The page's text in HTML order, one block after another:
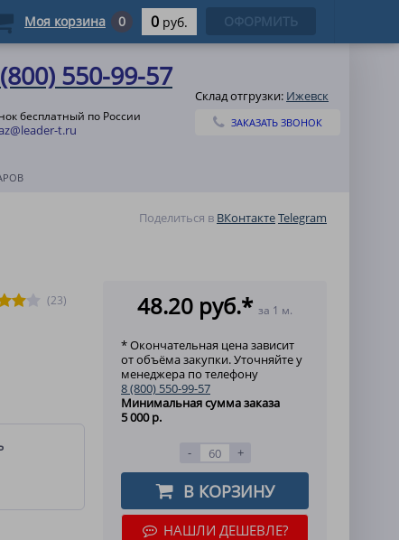
550-99-57
бесплатный по России
t.ru
Склад отгрузки: Ижевск
ЗАКАЗАТЬ ЗВОНОК
Поделиться в ВКонтактеTelegram
(23)
48.20 руб.* за 1 м.
* Окончательная цена зависит
от объёма закупки. Уточняйте у
менеджера по телефону
8 (800) 550-99-57
Минимальная сумма заказа
5 000 р.
- +
В КОРЗИНУ
НАШЛИ ДЕШЕВЛЕ?
Моя корзина 0 0 руб. ОФОРМИТЬ